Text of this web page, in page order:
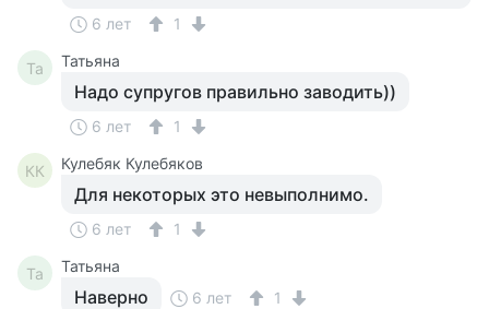
6 лет 1
Та Татьяна
Надо супругов правильно заводить))
6 лет 1
КК Кулебяк Кулебяков
Для некоторых это невыполнимо.
6 лет 1
Та Татьяна
Наверно 6 лет 1